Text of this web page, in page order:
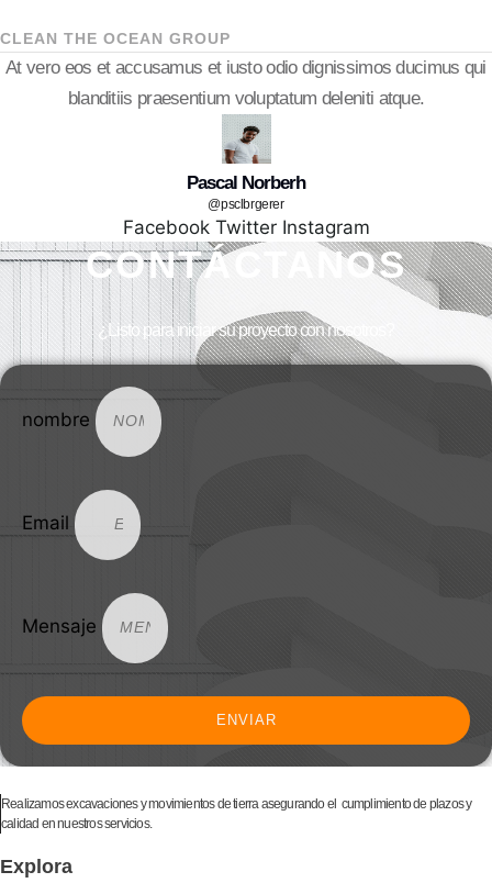
CLEAN THE OCEAN GROUP
At vero eos et accusamus et iusto odio dignissimos ducimus qui
blanditiis praesentium voluptatum deleniti atque.
Pascal Norberh
@psclbrgerer
Facebook Twitter Instagram
CONTÁCTANOS
¿Listo para iniciar su proyecto con nosotros?​
nombre
Email
Mensaje
ENVIAR
Realizamos excavaciones y movimientos de tierra asegurando el cumplimiento de plazos y
calidad en nuestros servicios.
Explora